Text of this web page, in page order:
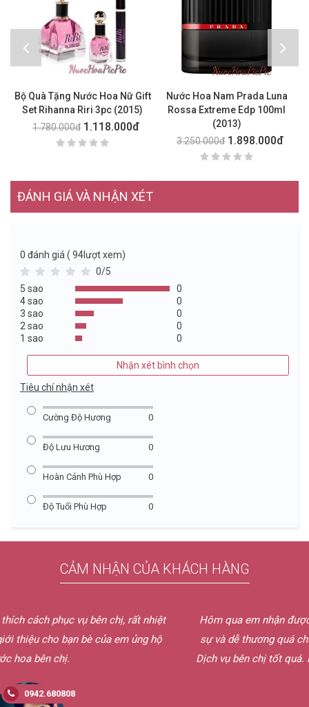
Bộ Quà Tặng Nước Hoa Nữ Gift
Set Rihanna Riri 3pc (2015)
1.780.000đ 1.118.000đ
Nước Hoa Nam Prada Luna
Rossa Extreme Edp 100ml
(2013)
3.250.000đ 1.898.000đ
ĐÁNH GIÁ VÀ NHẬN XÉT
0 đánh giá ( 94lượt xem)
0/5
5 sao
0
4 sao
0
3 sao
0
2 sao
0
1 sao
0
Nhận xét bình chọn
Tiêu chí nhận xét
Cường Độ Hương 0
Độ Lưu Hương 0
Hoàn Cảnh Phù Hợp 0
Độ Tuổi Phù Hợp 0
CẢM NHẬN CỦA KHÁCH HÀNG
Hôm qua em nhận được nước hoa rồi ạ. Shipper bên chị lịch
sự và dễ thương quá chừng. Mẫu thử chị gửi em mùi rất hay.
Dịch vụ bên chị tốt quá. Nếu có nhu cầu em sẽ ủng hộ bên chị
0942.680808